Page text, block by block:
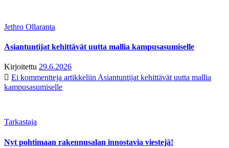
Jethro Ollaranta
Asiantuntijat kehittävät uutta mallia kampusasumiselle
Kirjoitettu 29.6.2026
Ei kommentteja artikkeliin Asiantuntijat kehittävät uutta mallia
kampusasumiselle
Tarkastaja
Nyt pohtimaan rakennusalan innostavia viestejä!